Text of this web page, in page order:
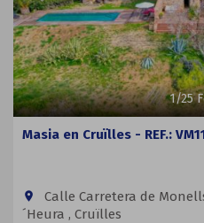
1/25
Masia en Cruïlles - REF.:
room
Calle Carretera de
´Heura , Cruïlles